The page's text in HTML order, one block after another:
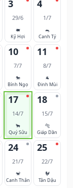
3
29/6
🐖
Kỷ Hợi
4
1/7
🐀
Canh Tý
10
7/7
🐎
Bính Ngọ
11
8/7
🐐
Đinh Mùi
17
14/7
🐂
Quý Sửu
18
15/7
🐅
Giáp Dần
24
21/7
🐒
Canh Thân
25
22/7
🐓
Tân Dậu